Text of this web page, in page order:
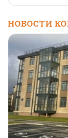
НОВОСТИ